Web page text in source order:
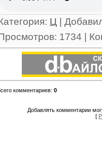
: Ц |
: 1734 |
комментариев: 0
Добавлять комментарии
[